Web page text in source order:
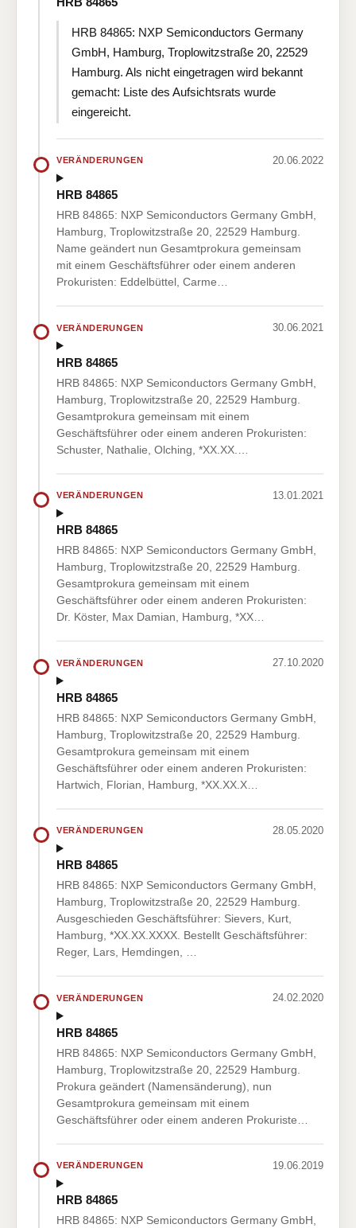
HRB 84865: NXP Semiconductors Germany
GmbH, Hamburg, Troplowitzstraße 20, 22529
Hamburg. Als nicht eingetragen wird bekannt
gemacht: Liste des Aufsichtsrats wurde
eingereicht.
VERÄNDERUNGEN 20.06.2022
HRB 84865
HRB 84865: NXP Semiconductors Germany GmbH,
Hamburg, Troplowitzstraße 20, 22529 Hamburg.
Name geändert nun Gesamtprokura gemeinsam
mit einem Geschäftsführer oder einem anderen
Prokuristen: Eddelbüttel, Carme…
VERÄNDERUNGEN 30.06.2021
HRB 84865
HRB 84865: NXP Semiconductors Germany GmbH,
Hamburg, Troplowitzstraße 20, 22529 Hamburg.
Gesamtprokura gemeinsam mit einem
Geschäftsführer oder einem anderen Prokuristen:
Schuster, Nathalie, Olching, *XX.XX.…
VERÄNDERUNGEN 13.01.2021
HRB 84865
HRB 84865: NXP Semiconductors Germany GmbH,
Hamburg, Troplowitzstraße 20, 22529 Hamburg.
Gesamtprokura gemeinsam mit einem
Geschäftsführer oder einem anderen Prokuristen:
Dr. Köster, Max Damian, Hamburg, *XX…
VERÄNDERUNGEN 27.10.2020
HRB 84865
HRB 84865: NXP Semiconductors Germany GmbH,
Hamburg, Troplowitzstraße 20, 22529 Hamburg.
Gesamtprokura gemeinsam mit einem
Geschäftsführer oder einem anderen Prokuristen:
Hartwich, Florian, Hamburg, *XX.XX.X…
VERÄNDERUNGEN 28.05.2020
HRB 84865
HRB 84865: NXP Semiconductors Germany GmbH,
Hamburg, Troplowitzstraße 20, 22529 Hamburg.
Ausgeschieden Geschäftsführer: Sievers, Kurt,
Hamburg, *XX.XX.XXXX. Bestellt Geschäftsführer:
Reger, Lars, Hemdingen, …
VERÄNDERUNGEN 24.02.2020
HRB 84865
HRB 84865: NXP Semiconductors Germany GmbH,
Hamburg, Troplowitzstraße 20, 22529 Hamburg.
Prokura geändert (Namensänderung), nun
Gesamtprokura gemeinsam mit einem
Geschäftsführer oder einem anderen Prokuriste…
VERÄNDERUNGEN 19.06.2019
HRB 84865
HRB 84865: NXP Semiconductors Germany GmbH,